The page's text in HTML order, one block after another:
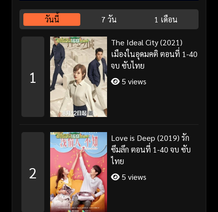
วันนี้ 7 วัน 1 เดือน
1
The Ideal City (2021)
เมืองในอุดมคติ ตอนที่ 1-40
จบ ซับไทย
5 views
2
Love is Deep (2019) รัก
ซึมลึก ตอนที่ 1-40 จบ ซับ
ไทย
5 views